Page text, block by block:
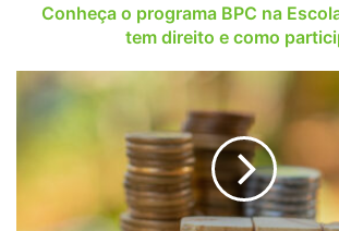
direito
participar
Conheça o programa BPC na
tem direito e como
começa